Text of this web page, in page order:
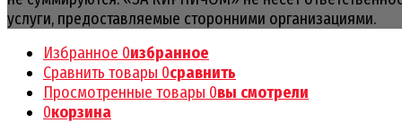
услуги, предоставляемые сторонними организациями.
Избранное 0избранное
Сравнить товары 0сравнить
Просмотренные товары 0вы смотрели
0корзина